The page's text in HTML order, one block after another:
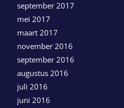
september 2017
mei 2017
maart 2017
november 2016
september 2016
augustus 2016
juli 2016
juni 2016